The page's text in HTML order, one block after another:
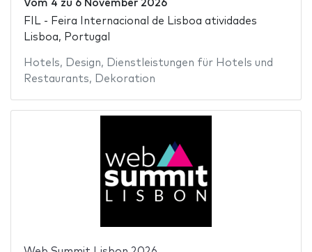
Vom 4 zu 6 November 2026
FIL - Feira Internacional de Lisboa atividades
Lisboa, Portugal
Hotels, Design, Dienstleistungen für Hotels und
Restaurants, Dekoration